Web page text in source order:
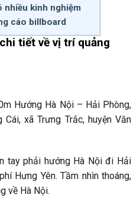
nhiều kinh nghiệm
cáo billboard
tiết về vị trí quảng
Hướng Hà Nội – Hải Phòng,
xã Trưng Trắc, huyện Văn
tay phải hướng Hà Nội đi Hải
Hưng Yên. Tầm nhìn thoáng,
về Hà Nội.